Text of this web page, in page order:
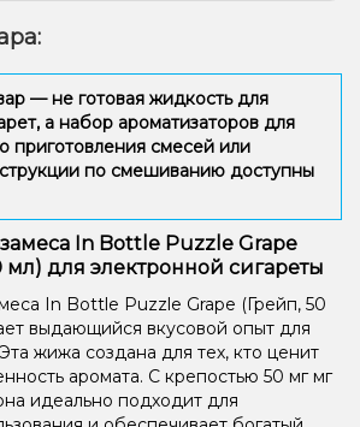
— не готовая жидкость для
а набор ароматизаторов для
приготовления смесей или
по смешиванию доступны
In Bottle Puzzle Grape
мл) для электронной сигареты
In Bottle Puzzle Grape (Грейп, 50
выдающийся вкусовой опыт для
жижа создана для тех, кто ценит
аромата. С крепостью 50 мг мг
идеально подходит для